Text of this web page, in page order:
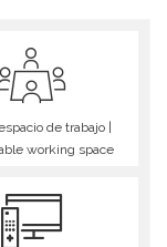
de trabajo |
working space